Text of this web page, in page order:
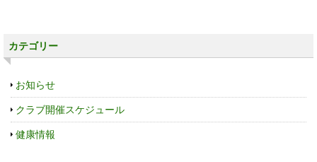
カテゴリー
お知らせ
クラブ開催スケジュール
健康情報